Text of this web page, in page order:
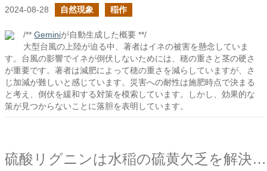
2024-08-28 自然現象 稲作
/** Geminiが自動生成した概要 **/
大型台風の上陸が迫る中、著者はイネの被害を懸念していま
す。台風の影響でイネが倒伏しないためには、穂の重さと茎の硬さ
が重要です。著者は減肥によって穂の重さを減らしていますが、さ
じ加減が難しいと感じています。災害への耐性は施肥時点で決まる
と考え、倒伏を緩和する対策を模索しています。しかし、効果的な
策が見つからないことに落胆を表明しています。
硫酸リグニンは水稲の硫黄欠乏を解決できるか？